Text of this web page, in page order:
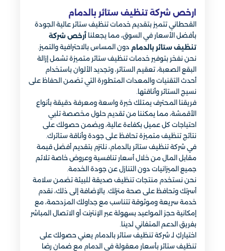
ارخص شركة تنظيف ستائر بالدمام
القحطاني تتميز بتقديم خدمات تنظيف ستائر عالية الجودة
بأفضل الأسعار في السوق، مما يجعلنا أرخص شركة
تنظيف ستائر بالدمام دون المساس بالاحترافية والتميز.
نحن نفخر بتوفير خدمات تنظيف ستائر متميزة تشمل إزالة
البقع الصعبة، تعقيم الستائر، وتجديد الألوان باستخدام
أحدث التقنيات والمعدات المتطورة التي تضمن الحفاظ على
نسيج الستائر وأناقتها.
فريقنا المحترف يمتلك خبرة واسعة ومعرفة دقيقة بأنواع
الأقمشة، مما يمكننا من تقديم حلول مخصصة تلبي
احتياجات كل عميل بكفاءة عالية، ويضمن حصولك على
نتائج تنظيف متميزة تحافظ على جودة وأناقة ستائرك.
في شركة تنظيف ستائر بالدمام، نلتزم بتقديم أفضل قيمة
مقابل المال من خلال أسعار تنافسية وعروض خاصة تلائم
جميع الميزانيات دون التنازل عن جودة الخدمة.
نحن نستخدم منتجات تنظيف صديقة للبيئة تضمن سلامة
أسرتك وتحافظ على صحة منزلك. بالإضافة إلى ذلك، نقدم
خدمة سريعة وموثوقة تتناسب مع جداولك المزدحمة، مع
إمكانية حجز المواعيد بسهولة عبر الإنترنت أو الاتصال المباشر
بفريق الدعم المتفاني لدينا.
اختياركِ لـ شركة تنظيف ستائر بالدمام يعني حصولك على
تنظيف ستائر بأسعار معقولة في الدمام مع ضمان رضا